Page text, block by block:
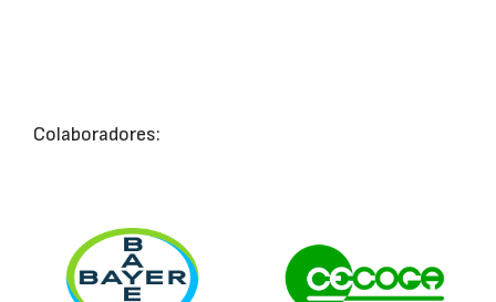
Colaboradores: